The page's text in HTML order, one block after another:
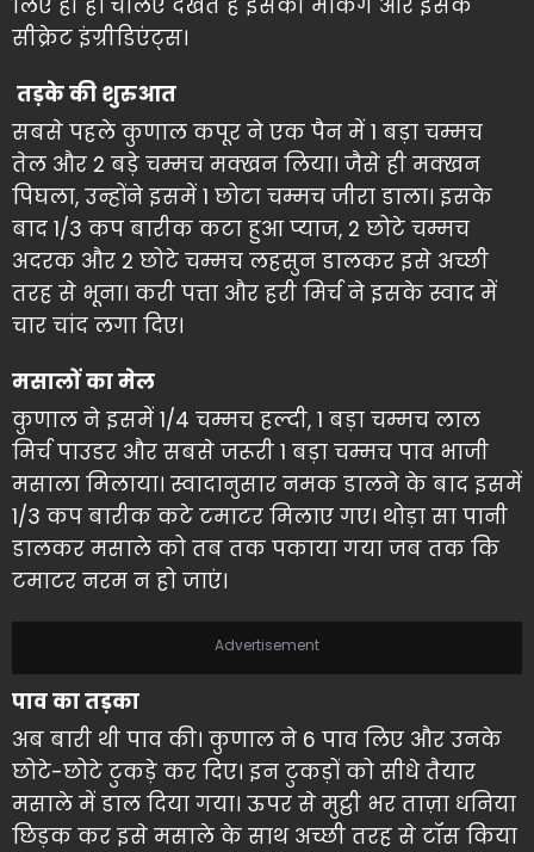
लिए ही है। चलिए देखते हैं इसकी मेकिंग और इसके
सीक्रेट इंग्रीडिएंट्स।
तड़के की शुरुआत
सबसे पहले कुणाल कपूर ने एक पैन में 1 बड़ा चम्मच
तेल और 2 बड़े चम्मच मक्खन लिया। जैसे ही मक्खन
पिघला, उन्होंने इसमें 1 छोटा चम्मच जीरा डाला। इसके
बाद 1/3 कप बारीक कटा हुआ प्याज, 2 छोटे चम्मच
अदरक और 2 छोटे चम्मच लहसुन डालकर इसे अच्छी
तरह से भूना। करी पत्ता और हरी मिर्च ने इसके स्वाद में
चार चांद लगा दिए।
मसालों का मेल
कुणाल ने इसमें 1/4 चम्मच हल्दी, 1 बड़ा चम्मच लाल
मिर्च पाउडर और सबसे जरूरी 1 बड़ा चम्मच पाव भाजी
मसाला मिलाया। स्वादानुसार नमक डालने के बाद इसमें
1/3 कप बारीक कटे टमाटर मिलाए गए। थोड़ा सा पानी
डालकर मसाले को तब तक पकाया गया जब तक कि
टमाटर नरम न हो जाएं।
Advertisement
पाव का तड़का
अब बारी थी पाव की। कुणाल ने 6 पाव लिए और उनके
छोटे-छोटे टुकड़े कर दिए। इन टुकड़ों को सीधे तैयार
मसाले में डाल दिया गया। ऊपर से मुट्ठी भर ताज़ा धनिया
छिड़क कर इसे मसाले के साथ अच्छी तरह से टॉस किया